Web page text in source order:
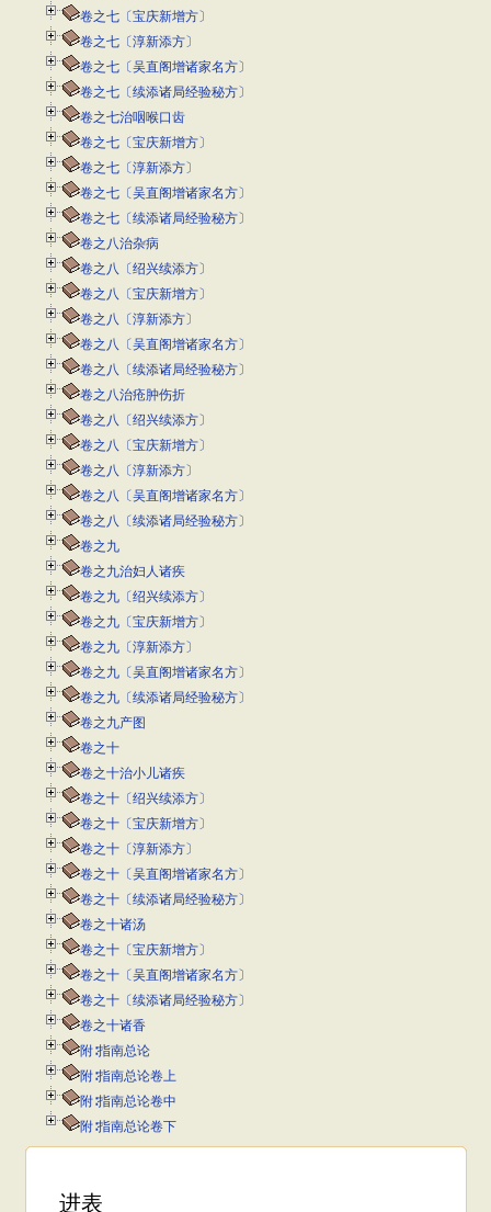
卷之七〔宝庆新增方〕
卷之七〔淳新添方〕
卷之七〔吴直阁增诸家名方〕
卷之七〔续添诸局经验秘方〕
卷之七治咽喉口齿
卷之七〔宝庆新增方〕
卷之七〔淳新添方〕
卷之七〔吴直阁增诸家名方〕
卷之七〔续添诸局经验秘方〕
卷之八治杂病
卷之八〔绍兴续添方〕
卷之八〔宝庆新增方〕
卷之八〔淳新添方〕
卷之八〔吴直阁增诸家名方〕
卷之八〔续添诸局经验秘方〕
卷之八治疮肿伤折
卷之八〔绍兴续添方〕
卷之八〔宝庆新增方〕
卷之八〔淳新添方〕
卷之八〔吴直阁增诸家名方〕
卷之八〔续添诸局经验秘方〕
卷之九
卷之九治妇人诸疾
卷之九〔绍兴续添方〕
卷之九〔宝庆新增方〕
卷之九〔淳新添方〕
卷之九〔吴直阁增诸家名方〕
卷之九〔续添诸局经验秘方〕
卷之九产图
卷之十
卷之十治小儿诸疾
卷之十〔绍兴续添方〕
卷之十〔宝庆新增方〕
卷之十〔淳新添方〕
卷之十〔吴直阁增诸家名方〕
卷之十〔续添诸局经验秘方〕
卷之十诸汤
卷之十〔宝庆新增方〕
卷之十〔吴直阁增诸家名方〕
卷之十〔续添诸局经验秘方〕
卷之十诸香
附∶指南总论
附∶指南总论卷上
附∶指南总论卷中
附∶指南总论卷下